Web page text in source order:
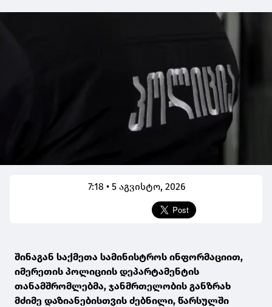
7:18 • 5 აგვისტო, 2026
შინაგან საქმეთა სამინისტროს ინფორმაციით,
იმერეთის პოლიციის დეპარტამენტის
თანამშრომლებმა, ჯანმრთელობის განზრახ
მძიმე დაზიანებისთვის ძებნილი, წარსულში